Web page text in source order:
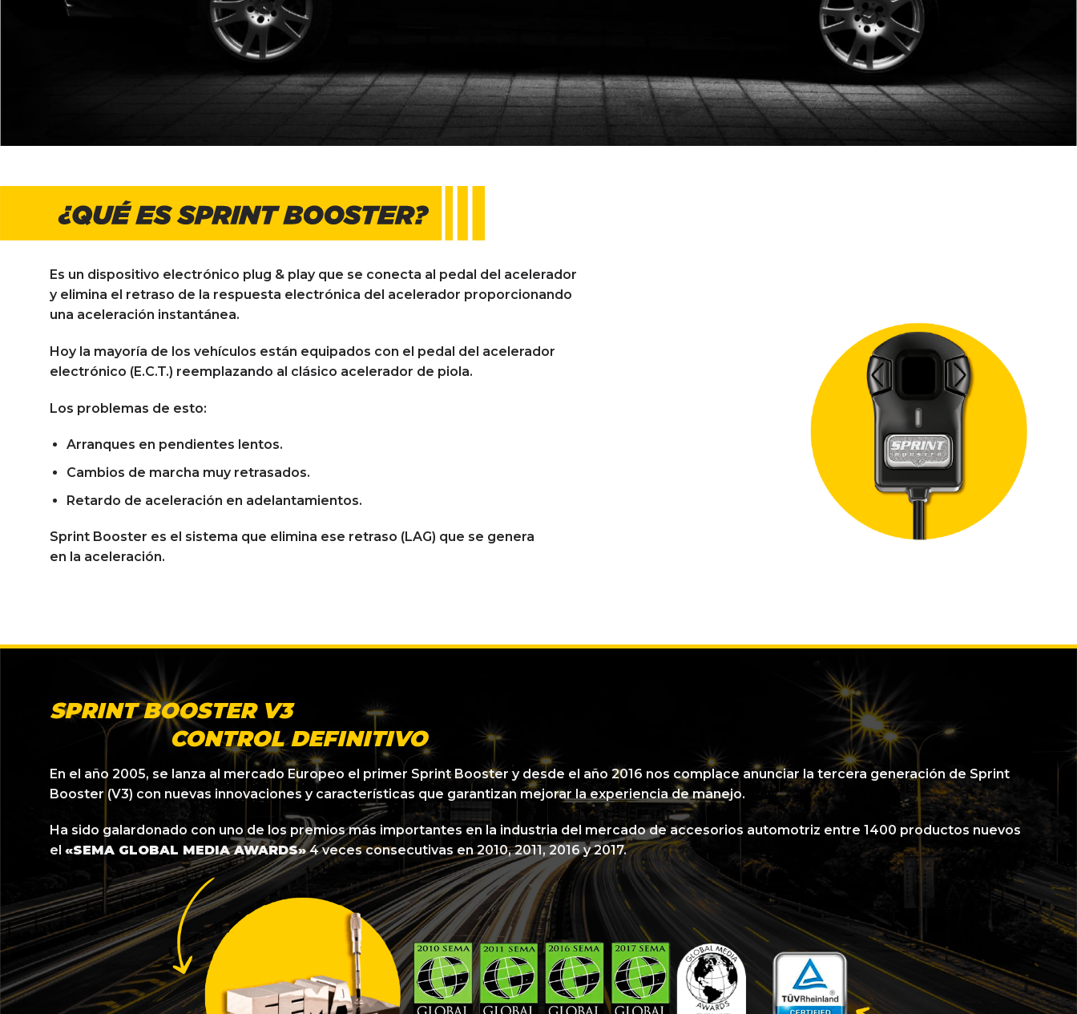
Es un dispositivo electrónico plug & play que se conecta al pedal del acelerador
y elimina el retraso de la respuesta electrónica del acelerador proporcionando
una aceleración instantánea.
Hoy la mayoría de los vehículos están equipados con el pedal del acelerador
electrónico (E.C.T.) reemplazando al clásico acelerador de piola.
Los problemas de esto:
Arranques en pendientes lentos.
Cambios de marcha muy retrasados.
Retardo de aceleración en adelantamientos.
Sprint Booster es el sistema que elimina ese retraso (LAG) que se genera
en la aceleración.
SPRINT BOOSTER V3
CONTROL DEFINITIVO
En el año 2005, se lanza al mercado Europeo el primer Sprint Booster y desde el año 2016 nos complace anunciar la tercera generación de Sprint
Booster (V3) con nuevas innovaciones y características que garantizan mejorar la experiencia de manejo.
Ha sido galardonado con uno de los premios más importantes en la industria del mercado de accesorios automotriz entre 1400 productos nuevos
el «SEMA GLOBAL MEDIA AWARDS»4 veces consecutivas en 2010, 2011, 2016 y 2017.